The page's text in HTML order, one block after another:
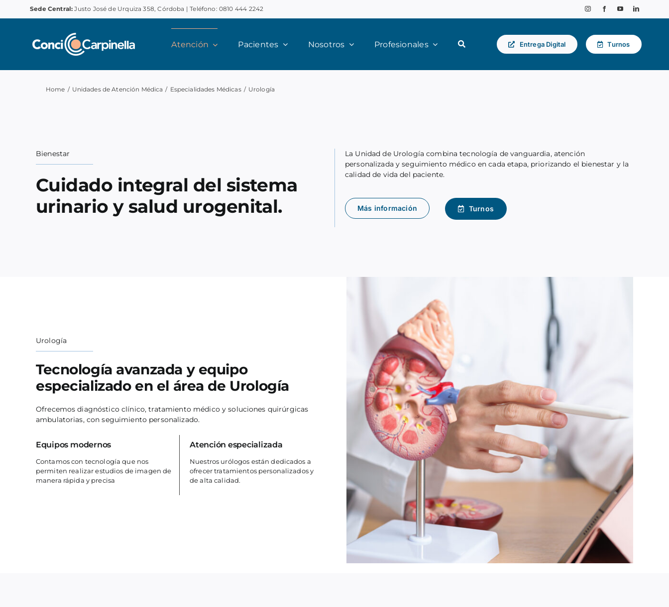
Sede Central: Justo José de Urquiza 358, Córdoba | Teléfono: 0810 444 2242
Atención Pacientes Nosotros Profesionales Entrega Digital Turnos
Home / Unidades de Atención Médica / Especialidades Médicas / Urología
Bienestar
Cuidado integral del sistema
urinario y salud urogenital.
La Unidad de Urologíacombina tecnología de vanguardia, atención
personalizada y seguimiento médico en cada etapa, priorizando el bienestar y la
calidad de vida del paciente.
Más información Turnos
Urología
Tecnología avanzada y equipo
especializado en el área de Urología
Ofrecemos diagnóstico clínico, tratamiento médico y soluciones quirúrgicas
ambulatorias, con seguimiento personalizado.
Equipos modernos
Contamos con tecnología que nos
permiten realizar estudios de imagen de
manera rápida y precisa
Atención especializada
Nuestros urólogos están dedicados a
ofrecer tratamientos personalizados y
de alta calidad.